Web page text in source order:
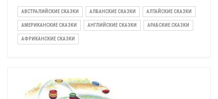
АВСТРАЛИЙСКИЕ СКАЗКИ АЛБАНСКИЕ СКАЗКИ АЛТАЙСКИЕ СКАЗКИ
АМЕРИКАНСКИЕ СКАЗКИ АНГЛИЙСКИЕ СКАЗКИ АРАБСКИЕ СКАЗКИ
АФРИКАНСКИЕ СКАЗКИ